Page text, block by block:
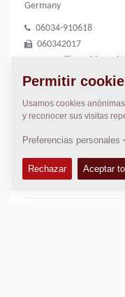
Germany
06034-910618
060342017
Thomas Güntner
>Directions